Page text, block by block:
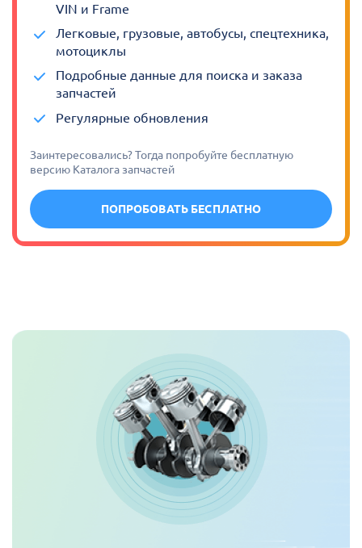
VIN и Frame
Легковые, грузовые, автобусы, спецтехника,
мотоциклы
Подробные данные для поиска и заказа
запчастей
Регулярные обновления
Заинтересовались? Тогда попробуйте бесплатную
версию Каталога запчастей
ПОПРОБОВАТЬ БЕСПЛАТНО